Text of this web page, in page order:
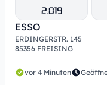
2.019
ESSO
ERDINGERSTR. 145
85356 FREISING
vor 4 Minuten